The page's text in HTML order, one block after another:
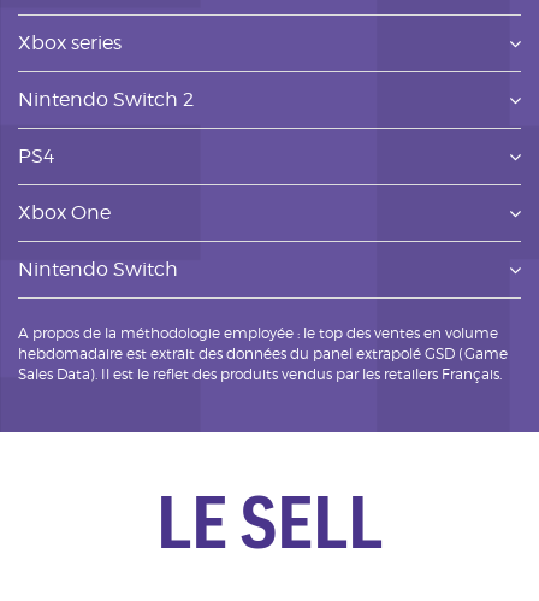
Xbox series
Nintendo Switch 2
PS4
Xbox One
Nintendo Switch
A propos de la méthodologie employée : le top des ventes en volume
hebdomadaire est extrait des données du panel extrapolé GSD (Game
Sales Data). Il est le reflet des produits vendus par les retailers Français.
LE SELL